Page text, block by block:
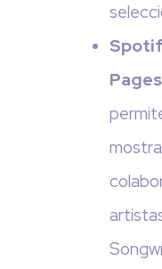
Pages